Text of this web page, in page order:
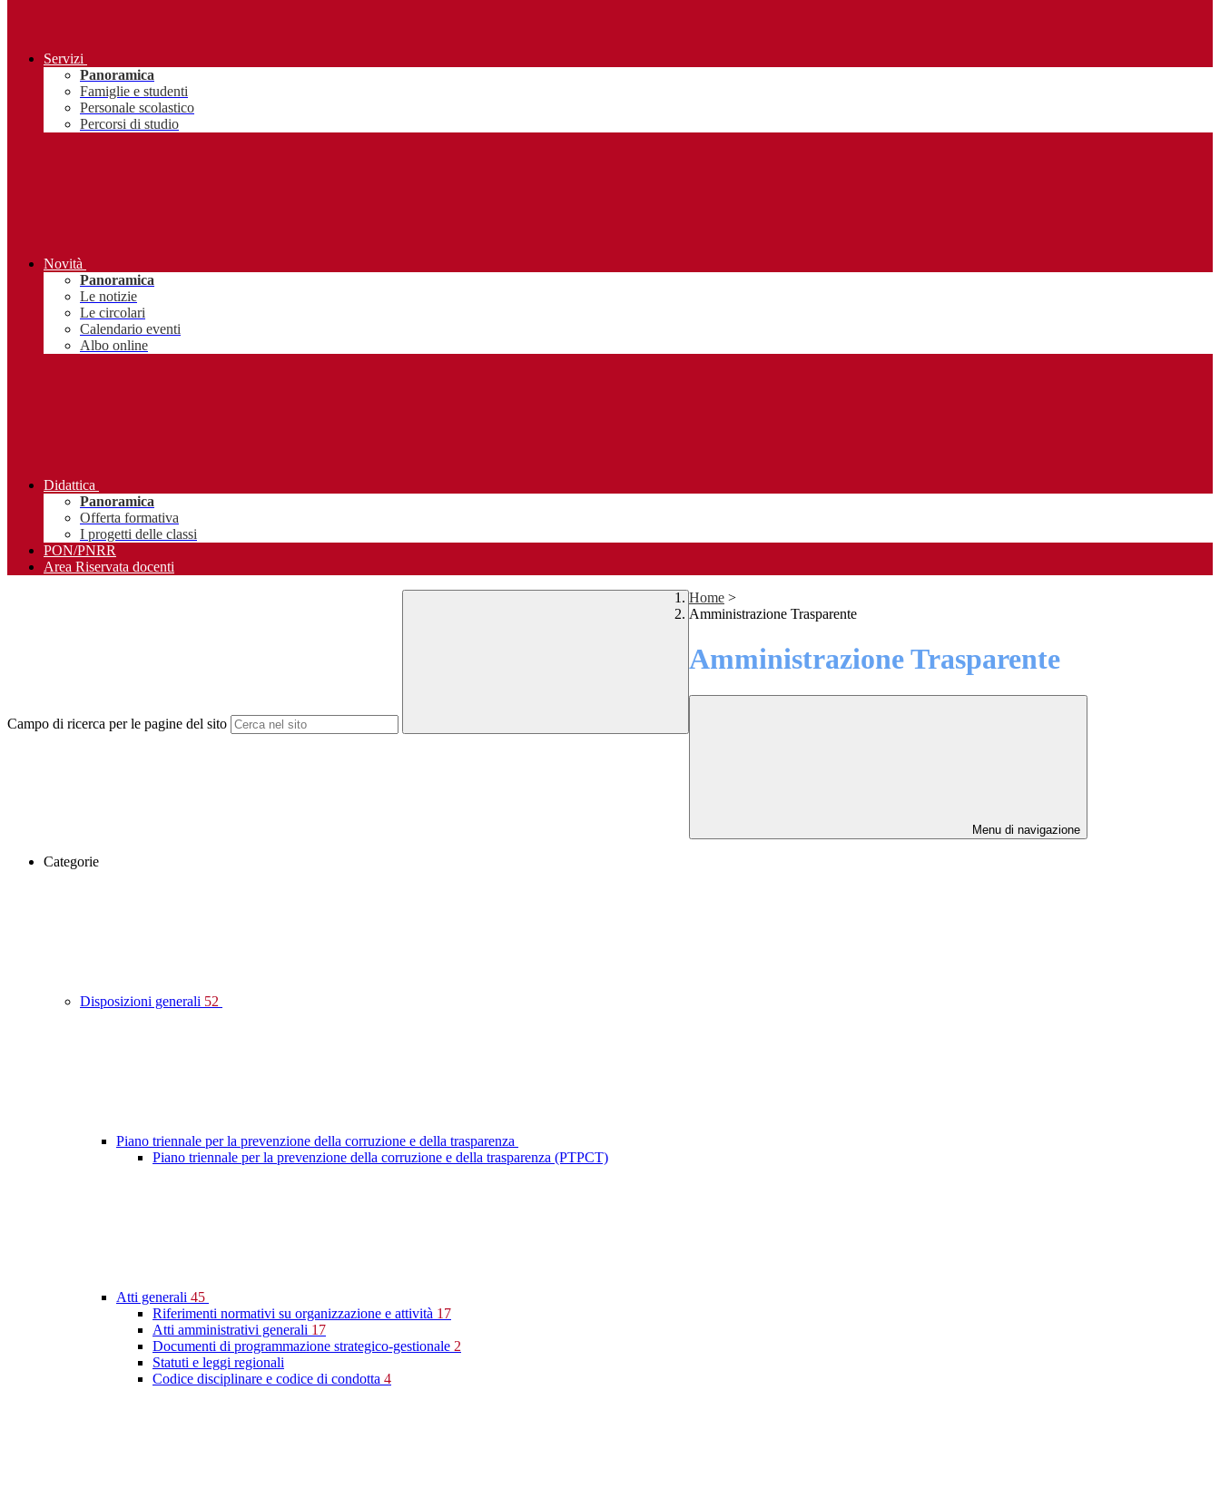
Servizi
Panoramica
Famiglie e studenti
Personale scolastico
Percorsi di studio
Novità
Panoramica
Le notizie
Le circolari
Calendario eventi
Albo online
Didattica
Panoramica
Offerta formativa
I progetti delle classi
PON/PNRR
Area Riservata docenti
Campo di ricerca per le pagine del sito
Home >
Amministrazione Trasparente
Amministrazione Trasparente
Menu di navigazione
Categorie
Disposizioni generali 52
Piano triennale per la prevenzione della corruzione e della trasparenza
Piano triennale per la prevenzione della corruzione e della trasparenza (PTPCT)
Atti generali 45
Riferimenti normativi su organizzazione e attività 17
Atti amministrativi generali 17
Documenti di programmazione strategico-gestionale 2
Statuti e leggi regionali
Codice disciplinare e codice di condotta 4